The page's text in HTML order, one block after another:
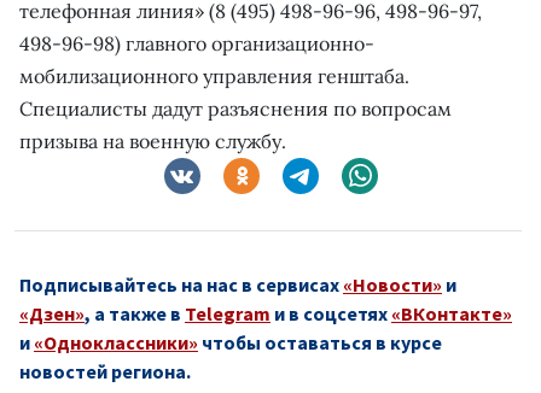
телефонная линия» (8 (495) 498-96-96, 498-96-97,
498-96-98) главного организационно-
мобилизационного управления генштаба.
Специалисты дадут разъяснения по вопросам
призыва на военную службу.
Подписывайтесь на нас в сервисах «Новости» и
«Дзен», а также в Telegram и в соцсетях «ВКонтакте»
и «Одноклассники» чтобы оставаться в курсе
новостей региона.